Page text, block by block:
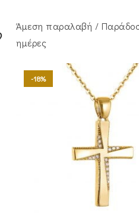
Άμεση παραλαβή /
ημέρες
-18%